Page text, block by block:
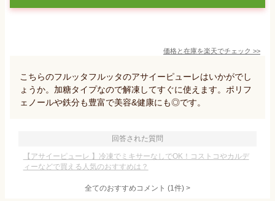
価格と在庫を楽天でチェック >>
こちらのフルッタフルッタのアサイーピューレはいかがでし
ょうか。加糖タイプなので解凍してすぐに使えます。ポリフ
ェノールや鉄分も豊富で美容&健康にも◎です。
回答された質問
【アサイーピューレ 】冷凍でミキサーなしでOK！コストコやカルデ
ィーなどで買える人気のおすすめは？
全てのおすすめコメント (1件) >